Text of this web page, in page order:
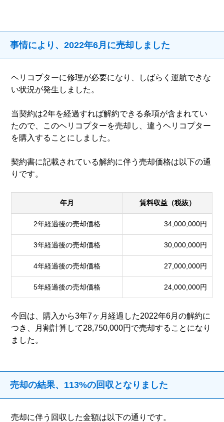
事情により、2022年6月に売却しました
ヘリコプターに修理が必要になり、しばらく運航できな
い状況が発生しました。
当契約は2年を経過すれば解約できる条項が含まれてい
たので、このヘリコプターを売却し、違うヘリコプター
を購入することにしました。
契約書に記載されている解約に伴う売却価格は以下の通
りです。
年月 賃料収益（税抜）
2年経過後の売却価格 34,000,000円
3年経過後の売却価格 30,000,000円
4年経過後の売却価格 27,000,000円
5年経過後の売却価格 24,000,000円
今回は、購入から3年7ヶ月経過した2022年6月の解約に
つき、月割計算して28,750,000円で売却することになり
ました。
売却の結果、113%の回収となりました
売却に伴う回収した金額は以下の通りです。